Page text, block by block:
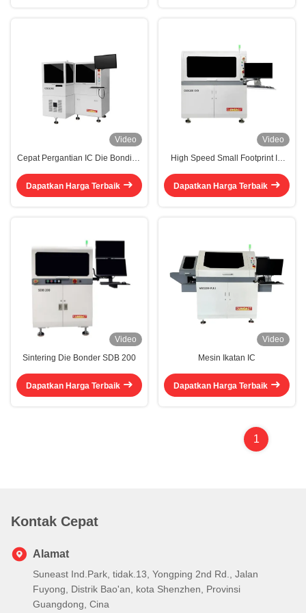
Video
Cepat Pergantian IC Die Bonding
Machine
Dapatkan Harga Terbaik
Video
High Speed Small Footprint IC
Modular Die Bonder Machine
Mesin
Dapatkan Harga Terbaik
Video
Sintering Die Bonder SDB 200
Dapatkan Harga Terbaik
Video
Mesin Ikatan IC
Dapatkan Harga Terbaik
1
Kontak Cepat
Alamat
Suneast Ind.Park, tidak.13, Yongping 2nd Rd., Jalan
Fuyong, Distrik Bao'an, kota Shenzhen, Provinsi
Guangdong, Cina